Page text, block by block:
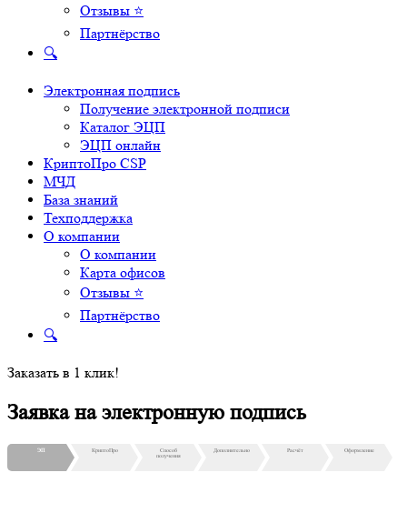
Отзывы ⭐
Партнёрство
🔍
Электронная подпись
Получение электронной подписи
Каталог ЭЦП
ЭЦП онлайн
КриптоПро CSP
МЧД
База знаний
Техподдержка
О компании
О компании
Карта офисов
Отзывы ⭐
Партнёрство
🔍
Заказать в 1 клик!
Заявка на электронную подпись
ЭП КриптоПро
Способ
получения
Дополнительно Расчёт Оформление